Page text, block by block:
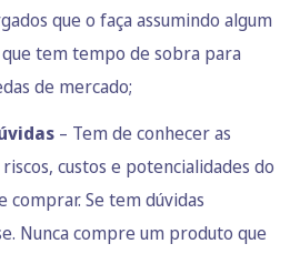
que o faça assumindo algum
que tem tempo de sobra para
de mercado;
– Tem de conhecer as
custos e potencialidades do
Se tem dúvidas
Nunca compre um produto que